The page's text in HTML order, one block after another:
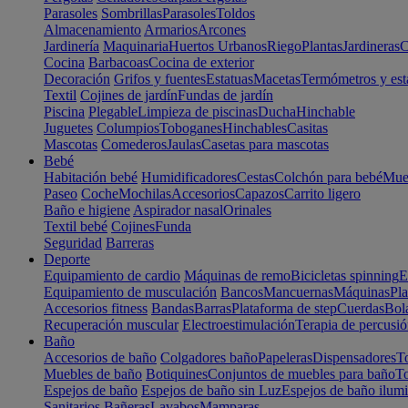
Parasoles SombrillasParasolesToldos
Almacenamiento ArmariosArcones
Jardinería MaquinariaHuertos UrbanosRiegoPlantasJardineras
Cocina BarbacoasCocina de exterior
Decoración Grifos y fuentesEstatuasMacetasTermómetros y
Textil Cojines de jardínFundas de jardín
Piscina PlegableLimpieza de piscinasDuchaHinchable
Juguetes ColumpiosToboganesHinchablesCasitas
Mascotas ComederosJaulasCasetas para mascotas
Bebé
Habitación bebé HumidificadoresCestasColchón para bebé
Paseo CocheMochilasAccesoriosCapazosCarrito ligero
Baño e higiene Aspirador nasalOrinales
Textil bebé CojinesFunda
Seguridad Barreras
Deporte
Equipamiento de cardio Máquinas de remoBicicletas spinning
Equipamiento de musculación BancosMancuernasMáquinas
Accesorios fitness BandasBarrasPlataforma de stepCuerdas
Recuperación muscular ElectroestimulaciónTerapia de
Baño
Accesorios de baño Colgadores bañoPapelerasDispensadores
Muebles de baño BotiquinesConjuntos de muebles para baño
Espejos de baño Espejos de baño sin LuzEspejos de baño